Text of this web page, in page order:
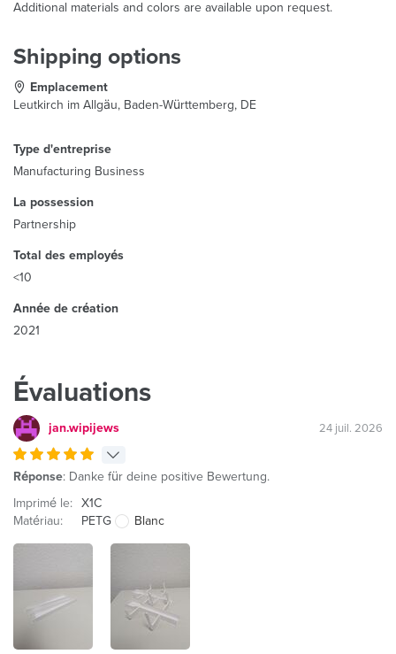
Additional materials and colors are available upon request.
Shipping options
Emplacement
Leutkirch im Allgäu, Baden-Württemberg, DE
Type d'entreprise
Manufacturing Business
La possession
Partnership
Total des employés
<10
Année de création
2021
Évaluations
jan.wipijews 24 juil. 2026
Réponse: Danke für deine positive Bewertung.
Imprimé le: X1C
Matériau:
PETG Blanc